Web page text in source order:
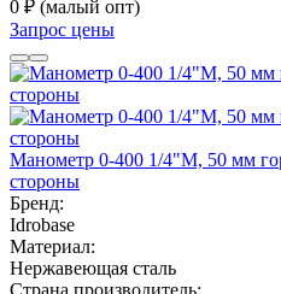
0 ₽ (малый опт)
Запрос цены
Манометр 0-400 1/4"M, 50 мм
стороны
Бренд:
Idrobase
Материал:
Нержавеющая сталь
Страна производитель: